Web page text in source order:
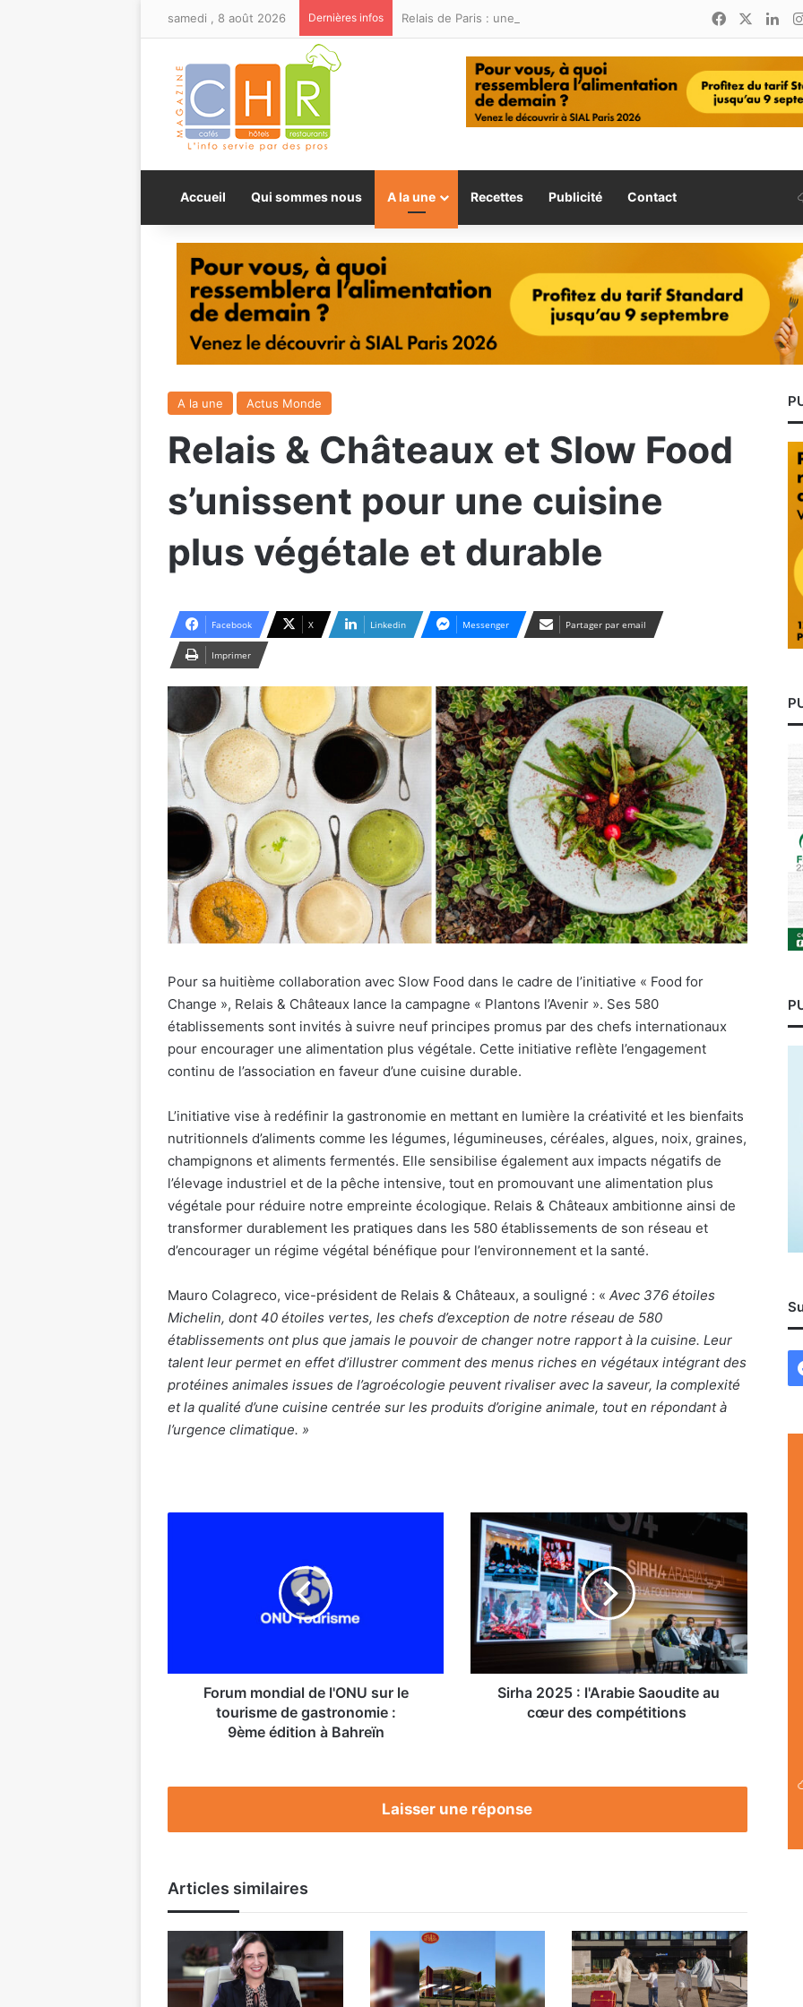
samedi , 8 août 2026 Dernières infos Facebook
Accueil Qui sommes nous A la une Recettes Publicité Contact
A la une Actus Monde
Relais & Châteaux et Slow Food
s’unissent pour une cuisine
plus végétale et durable
Facebook X Linkedin Messenger Partager par email
Imprimer
Pour sa huitième collaboration avec Slow Food dans le cadre de l’initiative « Food for
Change », Relais & Châteaux lance la campagne « Plantons l’Avenir ». Ses 580
établissements sont invités à suivre neuf principes promus par des chefs internationaux
pour encourager une alimentation plus végétale. Cette initiative reflète l’engagement
continu de l’association en faveur d’une cuisine durable.
L’initiative vise à redéfinir la gastronomie en mettant en lumière la créativité et les bienfaits
nutritionnels d’aliments comme les légumes, légumineuses, céréales, algues, noix, graines,
champignons et aliments fermentés. Elle sensibilise également aux impacts négatifs de
l’élevage industriel et de la pêche intensive, tout en promouvant une alimentation plus
végétale pour réduire notre empreinte écologique. Relais & Châteaux ambitionne ainsi de
transformer durablement les pratiques dans les 580 établissements de son réseau et
d’encourager un régime végétal bénéfique pour l’environnement et la santé.
Mauro Colagreco, vice-président de Relais & Châteaux, a souligné : « Avec 376 étoiles
Michelin, dont 40 étoiles vertes, les chefs d’exception de notre réseau de 580
établissements ont plus que jamais le pouvoir de changer notre rapport à la cuisine. Leur
talent leur permet en effet d’illustrer comment des menus riches en végétaux intégrant des
protéines animales issues de l’agroécologie peuvent rivaliser avec la saveur, la complexité
et la qualité d’une cuisine centrée sur les produits d’origine animale, tout en répondant à
l’urgence climatique. »
gastronomie :
9ème édition
Forum mondial de l'ONU sur le
tourisme de gastronomie :
9ème édition à Bahreïn
Sirha
2025
l'Arabie
Saoudite
au
cœur
compétitions
Sirha 2025 : l'Arabie Saoudite au
cœur des compétitions
Laisser une réponse
Articles similaires